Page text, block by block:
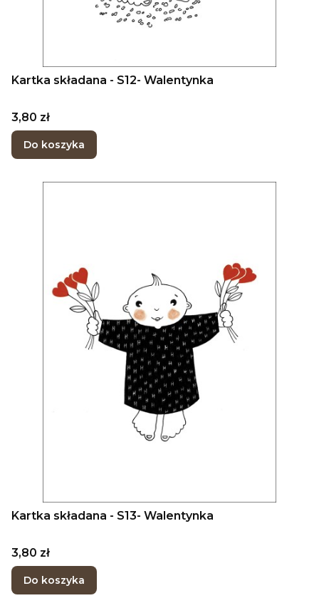
Kartka składana - S12- Walentynka
Cena
3,80 zł
Do koszyka
Kartka składana - S13- Walentynka
Cena
3,80 zł
Do koszyka